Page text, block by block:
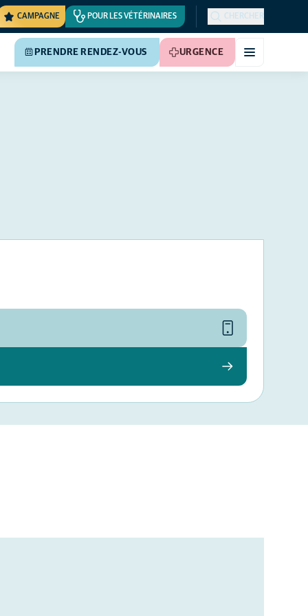
CAMPAGNE POUR LES VÉTÉRINAIRES CHERCHER
PRENDRE RENDEZ-VOUS URGENCE